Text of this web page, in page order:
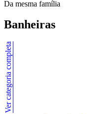
Da mesma família
Banheiras
Ver categoria completa